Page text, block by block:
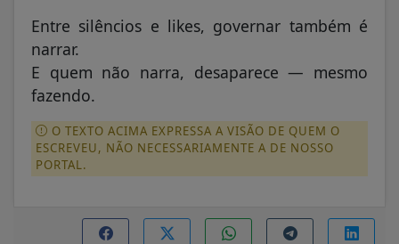
Entre silêncios e likes, governar também é
narrar.
E quem não narra, desaparece — mesmo
fazendo.
O TEXTO ACIMA EXPRESSA A VISÃO DE QUEM O
ESCREVEU, NÃO NECESSARIAMENTE A DE NOSSO
PORTAL.